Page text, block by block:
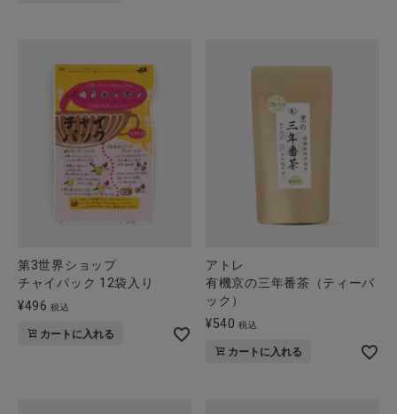
第3世界ショップ
チャイパック 12袋入り
¥496 税込
カートに入れる
アトレ
有機京の三年番茶（ティーバ
ック）
¥540 税込
カートに入れる